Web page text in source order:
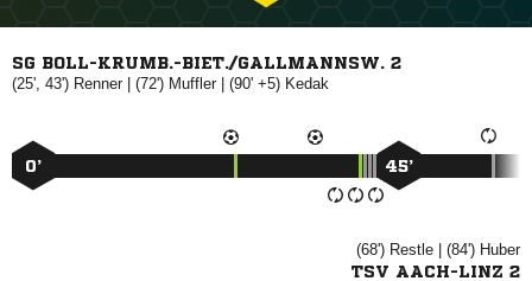
SG BOLL-KRUMB.-BIET./GALLMANNSW. 2
(25', 43') | (72') | (90' +5) 
0’ 45’
(68')  | (84') 
TSV AACH-LINZ 2